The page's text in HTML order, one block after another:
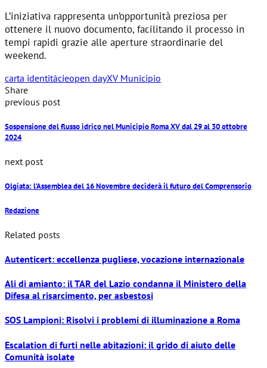
L’iniziativa rappresenta un’opportunità preziosa per
ottenere il nuovo documento, facilitando il processo in
tempi rapidi grazie alle aperture straordinarie del
weekend.
carta identitàcieopen dayXV Municipio
Share
previous post
Sospensione del flusso idrico nel Municipio Roma XV dal 29 al 30 ottobre
2024
next post
Olgiata: l’Assemblea del 16 Novembre deciderà il futuro del Comprensorio
Redazione
Related posts
Autenticert: eccellenza pugliese, vocazione internazionale
Ali di amianto: il TAR del Lazio condanna il Ministero della
Difesa al risarcimento, per asbestosi
SOS Lampioni: Risolvi i problemi di illuminazione a Roma
Escalation di furti nelle abitazioni: il grido di aiuto delle
Comunità isolate